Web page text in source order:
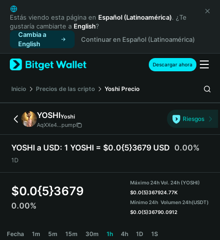
English
日本語
Tiếng Việt
Русский
Español (Latinoamérica)
Türkçe
Français
Deutsch
简体中文
繁體中文
Português (Portugal)
Bahasa Indonesia
ภาษาไทย
हिन्दी
Español
Português (Brasil)
Estás viendo esta página en Español (Latinoamérica). ¿Te
gustaría cambiarte a English?
Cambia a
English
Continuar en Español (Latinoamérica)
Descargar ahora
Inicio Precios de las cripto Yoshi Precio
YOSHIYoshi
AqXXe4...pump
Riesgos
YOSHI a USD: 1 YOSHI = $0.0{5}3679 USD 0.00%
1D
$0.0{5}3679
0.00%
Máximo 24h
$0.0{5}3679
Mínimo 24h
$0.0{5}3679
Vol. 24h (YOSHI)
24.77K
Volumen 24h(USDT)
0.0912
Fecha 1m 5m 15m 30m 1h 4h 1D 1S